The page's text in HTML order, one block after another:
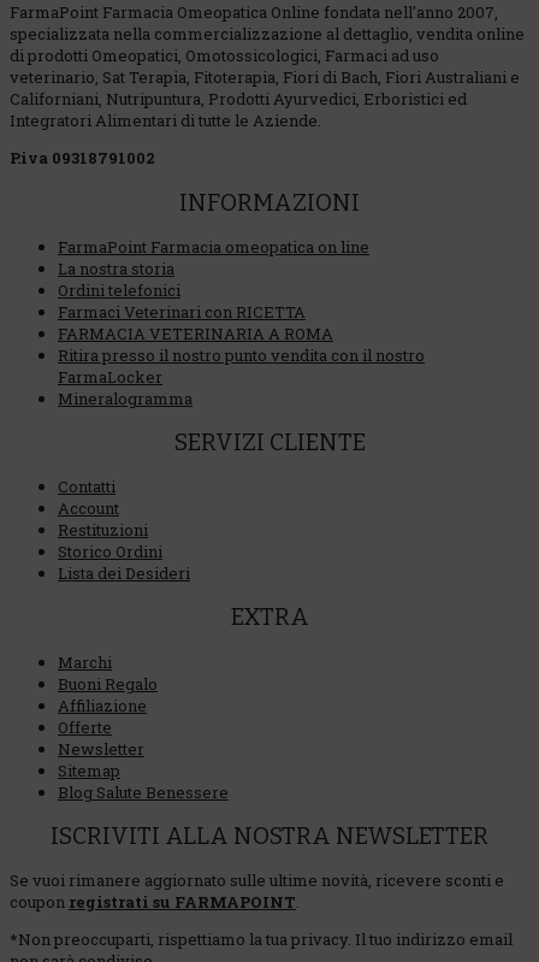
FarmaPoint Farmacia Omeopatica Online fondata nell'anno 2007,
specializzata nella commercializzazione al dettaglio, vendita online
di prodotti Omeopatici, Omotossicologici, Farmaci ad uso
veterinario, Sat Terapia, Fitoterapia, Fiori di Bach, Fiori Australiani e
Californiani, Nutripuntura, Prodotti Ayurvedici, Erboristici ed
Integratori Alimentari di tutte le Aziende.
P.iva 09318791002
INFORMAZIONI
FarmaPoint Farmacia omeopatica on line
La nostra storia
Ordini telefonici
Farmaci Veterinari con RICETTA
FARMACIA VETERINARIA A ROMA
Ritira presso il nostro punto vendita con il nostro
FarmaLocker
Mineralogramma
SERVIZI CLIENTE
Contatti
Account
Restituzioni
Storico Ordini
Lista dei Desideri
EXTRA
Marchi
Buoni Regalo
Affiliazione
Offerte
Newsletter
Sitemap
Blog Salute Benessere
ISCRIVITI ALLA NOSTRA NEWSLETTER
Se vuoi rimanere aggiornato sulle ultime novità, ricevere sconti e
coupon registrati su FARMAPOINT.
*Non preoccuparti, rispettiamo la tua privacy. Il tuo indirizzo email